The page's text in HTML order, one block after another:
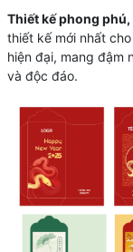
Thiết kế phong phú,
thiết kế mới nhất
hiện đại, mang đậm
và độc đáo.